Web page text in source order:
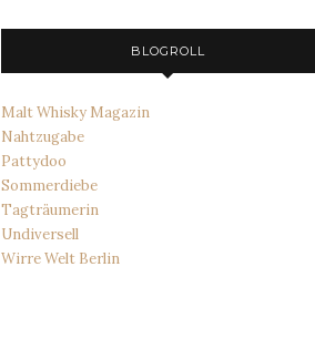
BLOGROLL
Malt Whisky Magazin
Nahtzugabe
Pattydoo
Sommerdiebe
Tagträumerin
Undiversell
Wirre Welt Berlin